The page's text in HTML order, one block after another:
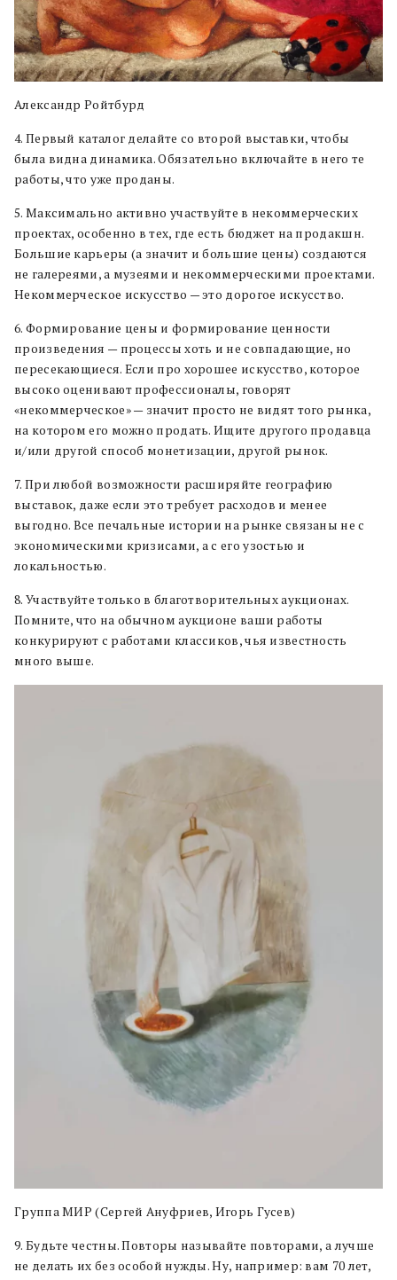
Александр Ройтбурд
4. Первый каталог делайте со второй выставки, чтобы
была видна динамика. Обязательно включайте в него те
работы, что уже проданы.
5. Максимально активно участвуйте в некоммерческих
проектах, особенно в тех, где есть бюджет на продакшн.
Большие карьеры (а значит и большие цены) создаются
не галереями, а музеями и некоммерческими проектами.
Некоммерческое искусство — это дорогое искусство.
6. Формирование цены и формирование ценности
произведения — процессы хоть и не совпадающие, но
пересекающиеся. Если про хорошее искусство, которое
высоко оценивают профессионалы, говорят
«некоммерческое» — значит просто не видят того рынка,
на котором его можно продать. Ищите другого продавца
и/или другой способ монетизации, другой рынок.
7. При любой возможности расширяйте географию
выставок, даже если это требует расходов и менее
выгодно. Все печальные истории на рынке связаны не с
экономическими кризисами, а с его узостью и
локальностью.
8. Участвуйте только в благотворительных аукционах.
Помните, что на обычном аукционе ваши работы
конкурируют с работами классиков, чья известность
много выше.
Группа МИР (Сергей Ануфриев, Игорь Гусев)
9. Будьте честны. Повторы называйте повторами, а лучше
не делать их без особой нужды. Ну, например: вам 70 лет,